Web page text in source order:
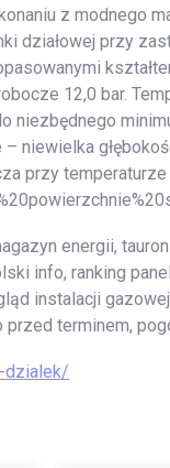
z modnego
działowej przy
12,0 bar.
niezbędnego
niewielka
przy
energii,
info, ranking
instalacji
terminem,
dzialek/